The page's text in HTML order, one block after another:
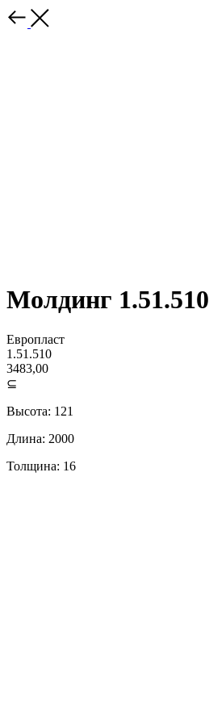
Молдинг 1.51.510
Европласт
1.51.510
3483,00
⊆
Высота: 121
Длина: 2000
Толщина: 16